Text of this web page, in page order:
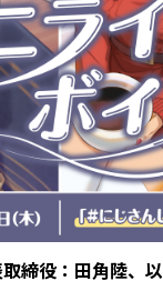
締役：田角陸、